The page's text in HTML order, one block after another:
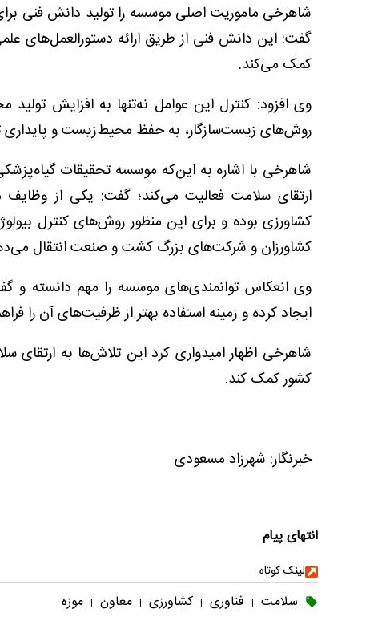
شاهرخی ماموریت اصلی موسسه را تولید دانش فنی
گفت: این دانش فنی از طریق ارائه دستورالعمل‌های
کمک می‌کند.
وی افزود: کنترل این عوامل نه‌تنها به افزایش
روش‌های زیست‌سازگار، به حفظ محیط‌زیست و پایداری
شاهرخی با اشاره به این‌که موسسه تحقیقات
ارتقای سلامت فعالیت می‌کند؛ گفت: یکی از
کشاورزی بوده و برای این منظور روش‌های کنترل
کشاورزان و شرکت‌های بزرگ کشت و صنعت انتقال
وی انعکاس توانمندی‌های موسسه را مهم دانسته و
ایجاد کرده و زمینه استفاده بهتر از ظرفیت‌های آن را
شاهرخی اظهار امیدواری کرد این تلاش‌ها به ارتقای
کشور کمک کند.
خبرنگار: شهرزاد مسعودی
انتهای پیام
لینک کوتاه
سلامت | فناوری | کشاورزی | معاون | موزه